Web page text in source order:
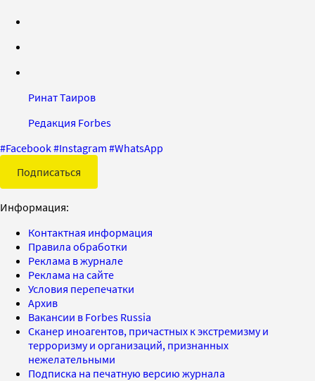
Ринат Таиров
Редакция Forbes
#Facebook#Instagram #WhatsApp
Подписаться
Информация:
Контактная информация
Правила обработки
Реклама в журнале
Реклама на сайте
Условия перепечатки
Архив
Вакансии в Forbes Russia
Сканер иноагентов, причастных к экстремизму и
терроризму и организаций, признанных
нежелательными
Подписка на печатную версию журнала